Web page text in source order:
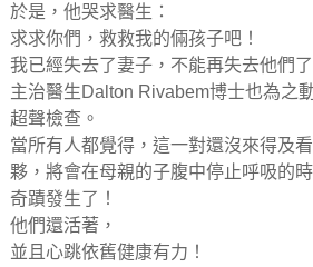
於是，他哭求醫生：
求求你們，救救我的倆孩子吧！
我已經失去了妻子，不能再失去他們
主治醫生Dalton Rivabem博士也為之
超聲檢查。
當所有人都覺得，這一對還沒來得及
夥，將會在母親的子腹中停止呼吸的時
奇蹟發生了！
他們還活著，
並且心跳依舊健康有力！